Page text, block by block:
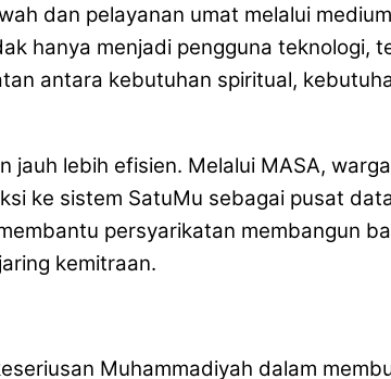
dan pelayanan umat melalui
hanya menjadi pengguna teknologi,
antara kebutuhan spiritual,
lebih efisien. Melalui MASA,
ke sistem SatuMu sebagai pusat
persyarikatan membangun
kemitraan.
Muhammadiyah dalam